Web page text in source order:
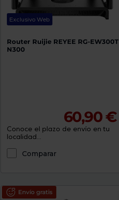
Exclusivo Web
Router Ruijie REYEE RG-EW300T
N300
60,90 €
Conoce el plazo de envío en tu
localidad...
Comparar
Envío gratis